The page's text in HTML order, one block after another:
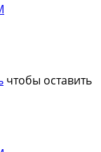
чтобы оставить